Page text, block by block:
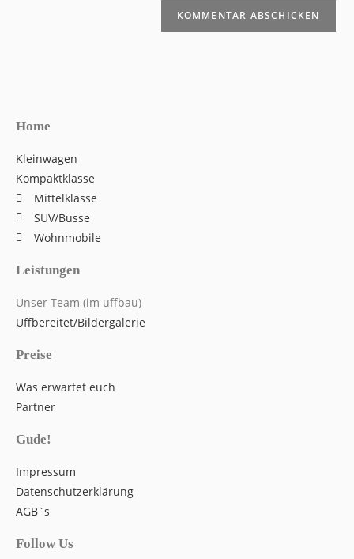
Home
Kleinwagen
Kompaktklasse
Mittelklasse
SUV/Busse
Wohnmobile
Leistungen
Unser Team (im uffbau)
Uffbereitet/Bildergalerie
Preise
Was erwartet euch
Partner
Gude!
Impressum
Datenschutzerklärung
AGB`s
Follow Us